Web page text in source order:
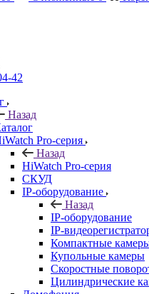
42
Назад
Pro-серия
Назад
HiWatch Pro-серия
CКУД
IP-оборудование
Назад
IP-оборудование
IP-
Компактные
Купольные камеры
Скоростные
Цилиндрические